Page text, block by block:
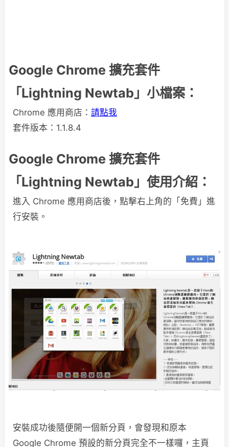
Google Chrome 擴充套件
「Lightning Newtab」小檔案：
Chrome 應用商店： 請點我
套件版本：1.1.8.4
Google Chrome 擴充套件
「Lightning Newtab」使用介紹：
進入 Chrome 應用商店後，點擊右上角的「免費」進
行安裝。
安裝成功後隨便開一個新分頁，會發現和原本
Google Chrome 預設的新分頁完全不一樣囉，主頁